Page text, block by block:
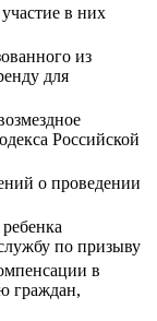
в них
из
для
Российской
о проведении
по призыву
в
граждан,